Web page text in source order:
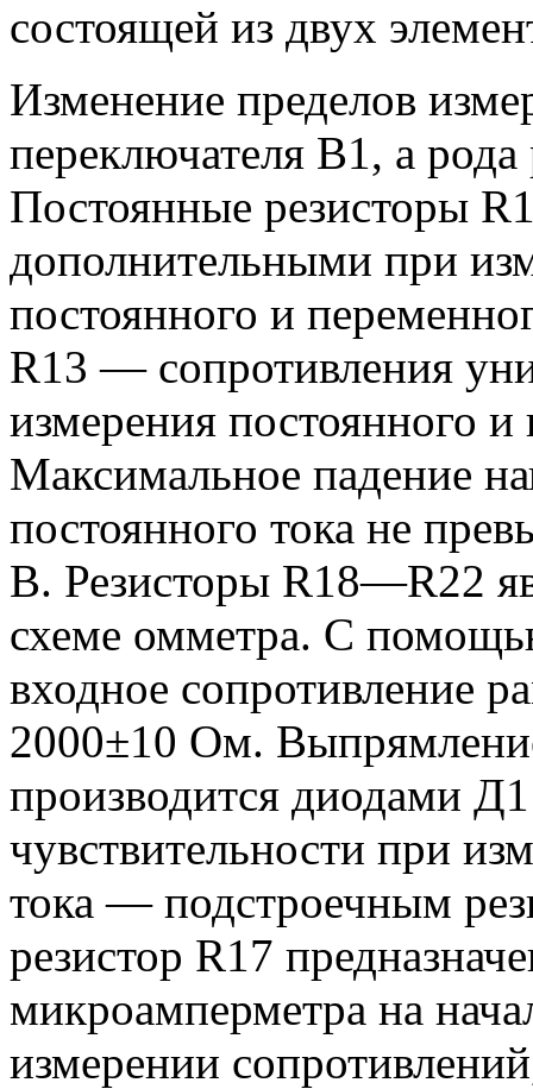
состоящей из двух
Изменение пределов
переключателя В1, а
Постоянные резисторы
дополнительными при
постоянного и
R13 — сопротивления
измерения постоянного и
Максимальное падение
постоянного тока не
В. Резисторы R18—R22
схеме омметра. С
входное сопротивление
2000±10 Ом.
производится диодами
чувствительности при
тока — подстроечным
резистор R17
микроамперметра на
измерении